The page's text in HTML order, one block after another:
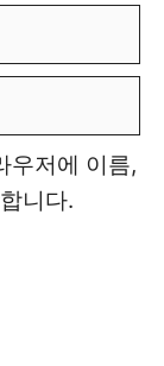
우저에 이름,
니다.